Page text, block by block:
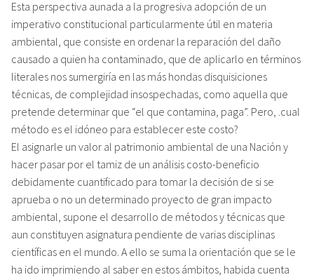
Esta perspectiva aunada a la progresiva adopción de un
imperativo constitucional particularmente útil en materia
ambiental, que consiste en ordenar la reparación del daño
causado a quien ha contaminado, que de aplicarlo en términos
literales nos sumergiría en las más hondas disquisiciones
técnicas, de complejidad insospechadas, como aquella que
pretende determinar que “el que contamina, paga”. Pero, .cual
método es el idóneo para establecer este costo?
El asignarle un valor al patrimonio ambiental de una Nación y
hacer pasar por el tamiz de un análisis costo-beneficio
debidamente cuantificado para tomar la decisión de si se
aprueba o no un determinado proyecto de gran impacto
ambiental, supone el desarrollo de métodos y técnicas que
aun constituyen asignatura pendiente de varias disciplinas
científicas en el mundo. A ello se suma la orientación que se le
ha ido imprimiendo al saber en estos ámbitos, habida cuenta